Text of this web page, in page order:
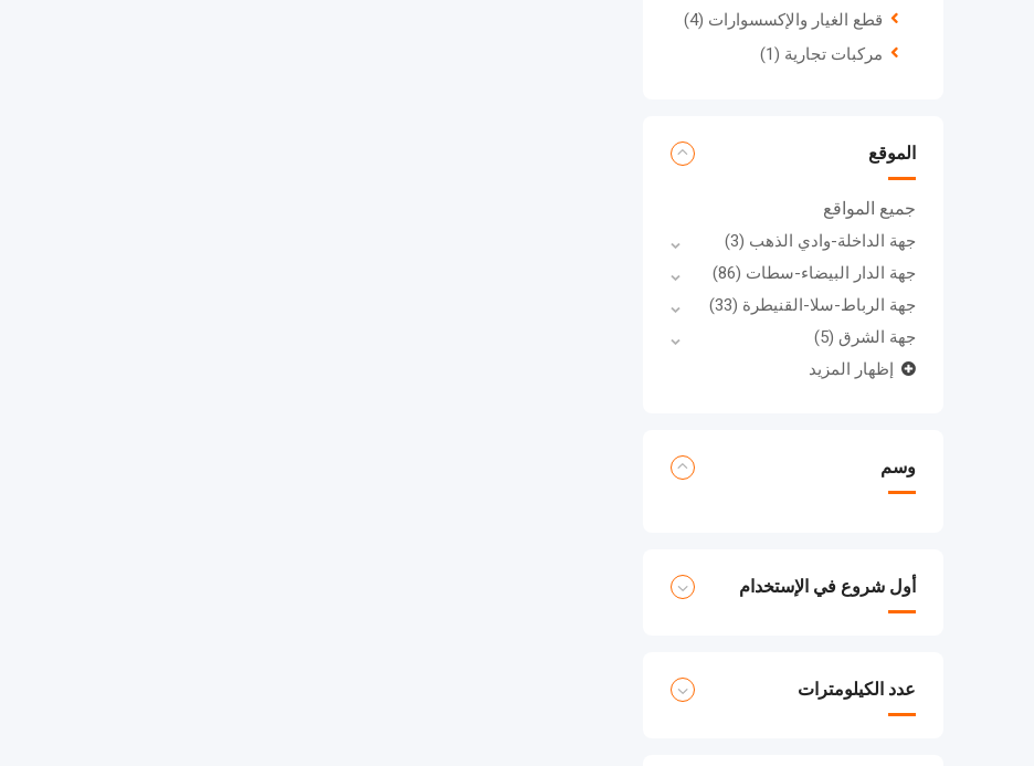
قطع الغيار والإكسسوارات (4)
مركبات تجارية (1)
الموقع
جميع المواقع
جهة الداخلة-وادي الذهب (3)
جهة الدار البيضاء-سطات (86)
جهة الرباط-سلا-القنيطرة (33)
جهة الشرق (5)
إظهار المزيد
وسم
أول شروع في الإستخدام
عدد الكيلومترات